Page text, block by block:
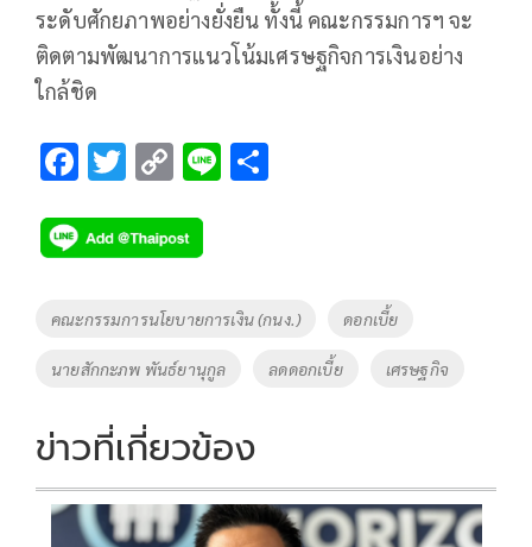
ระดับศักยภาพอย่างยั่งยืน ทั้งนี้ คณะกรรมการฯ จะ
ติดตามพัฒนาการแนวโน้มเศรษฐกิจการเงินอย่าง
ใกล้ชิด
F
e
b
o
o
k
T
tt
er
C
p
y
Li
n
k
Li
Tags
คณะกรรมการนโยบายการเงิน (กนง.) ดอกเบี้ย
นายสักกะภพ พันธ์ยานุกูล ลดดอกเบี้ย เศรษฐกิจ
ข่าวที่เกี่ยวข้อง